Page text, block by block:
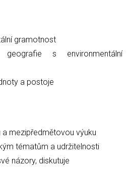
gramotnost
geografie s environmentální
a postoje
mezipředmětovou výuku
tématům a udržitelnosti
názory, diskutuje